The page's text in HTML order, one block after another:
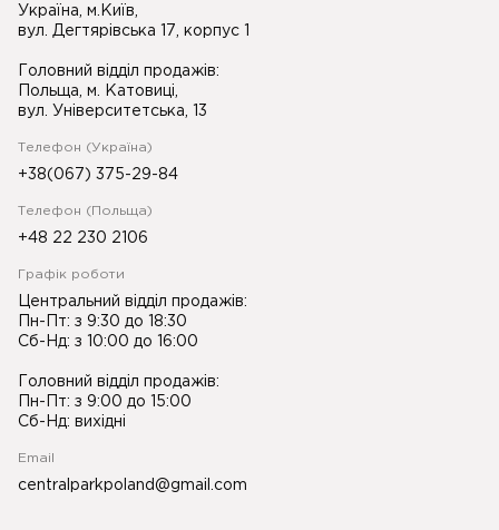
Україна, м.Київ,
вул. Дегтярівська 17, корпус 1
Головний відділ продажів:
Польща, м. Катовиці,
вул. Університетська, 13
Телефон (Україна)
+38(067) 375-29-84
Телефон (Польща)
+48 22 230 2106
Графік роботи
Центральний відділ продажів:
Пн-Пт: з 9:30 до 18:30
Сб-Нд: з 10:00 до 16:00
Головний відділ продажів:
Пн-Пт: з 9:00 до 15:00
Сб-Нд: вихідні
Email
centralparkpoland@gmail.com